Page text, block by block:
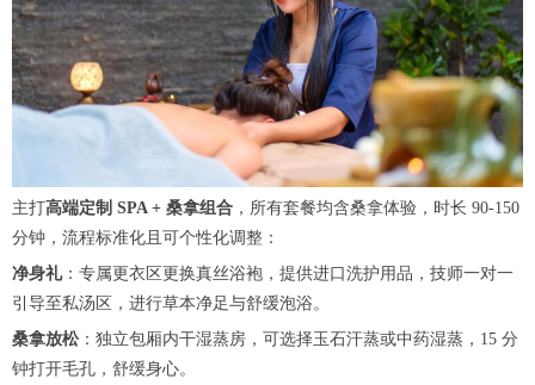
主打高端定制 SPA + 桑拿组合 ，所有套餐均含桑拿体验，时长 90-150
分钟，流程标准化且可个性化调整：
净身礼：专属更衣区更换真丝浴袍，提供进口洗护用品，技师一对一
引导至私汤区，进行草本净足与舒缓泡浴。
桑拿放松：独立包厢内干湿蒸房，可选择玉石汗蒸或中药湿蒸，15 分
钟打开毛孔，舒缓身心。